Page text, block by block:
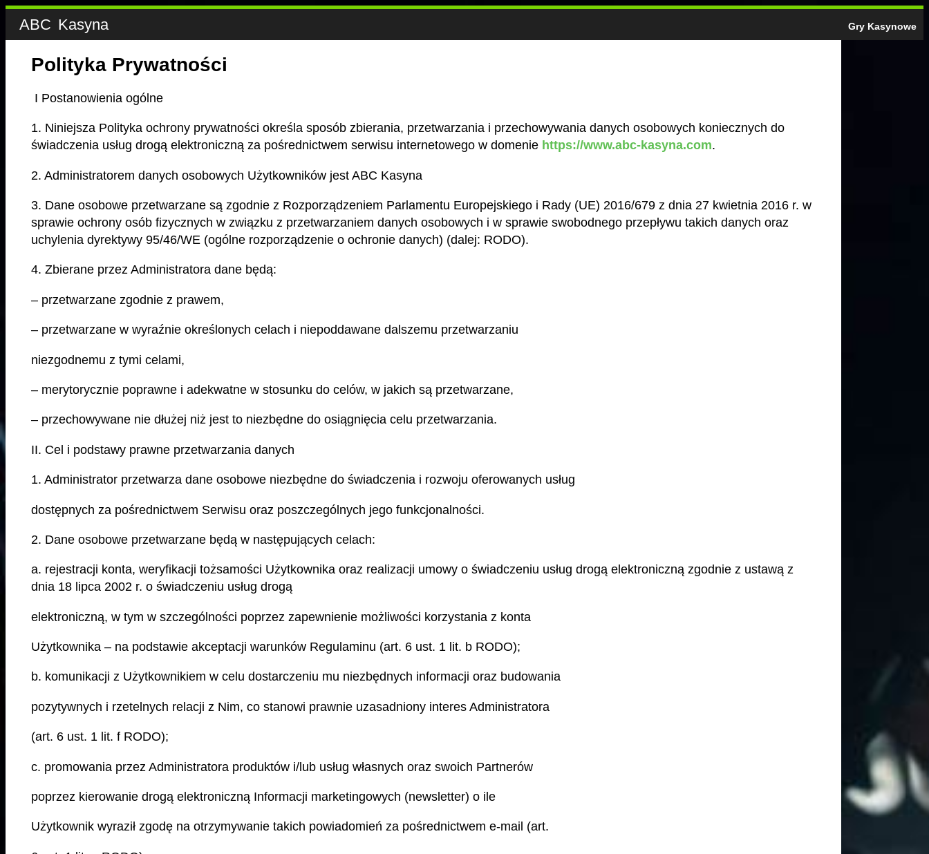
ABC Kasyna Gry Kasynowe
Polityka Prywatności
I Postanowienia ogólne
1. Niniejsza Polityka ochrony prywatności określa sposób zbierania, przetwarzania i przechowywania danych osobowych koniecznych do
świadczenia usług drogą elektroniczną za pośrednictwem serwisu internetowego w domenie https://www.abc-kasyna.com.
2. Administratorem danych osobowych Użytkowników jest ABC Kasyna
3. Dane osobowe przetwarzane są zgodnie z Rozporządzeniem Parlamentu Europejskiego i Rady (UE) 2016/679 z dnia 27 kwietnia 2016 r. w
sprawie ochrony osób fizycznych w związku z przetwarzaniem danych osobowych i w sprawie swobodnego przepływu takich danych oraz
uchylenia dyrektywy 95/46/WE (ogólne rozporządzenie o ochronie danych) (dalej: RODO).
4. Zbierane przez Administratora dane będą:
– przetwarzane zgodnie z prawem,
– przetwarzane w wyraźnie określonych celach i niepoddawane dalszemu przetwarzaniu
niezgodnemu z tymi celami,
– merytorycznie poprawne i adekwatne w stosunku do celów, w jakich są przetwarzane,
– przechowywane nie dłużej niż jest to niezbędne do osiągnięcia celu przetwarzania.
II. Cel i podstawy prawne przetwarzania danych
1. Administrator przetwarza dane osobowe niezbędne do świadczenia i rozwoju oferowanych usług
dostępnych za pośrednictwem Serwisu oraz poszczególnych jego funkcjonalności.
2. Dane osobowe przetwarzane będą w następujących celach:
a. rejestracji konta, weryfikacji tożsamości Użytkownika oraz realizacji umowy o świadczeniu usług drogą elektroniczną zgodnie z ustawą z
dnia 18 lipca 2002 r. o świadczeniu usług drogą
elektroniczną, w tym w szczególności poprzez zapewnienie możliwości korzystania z konta
Użytkownika – na podstawie akceptacji warunków Regulaminu (art. 6 ust. 1 lit. b RODO);
b. komunikacji z Użytkownikiem w celu dostarczeniu mu niezbędnych informacji oraz budowania
pozytywnych i rzetelnych relacji z Nim, co stanowi prawnie uzasadniony interes Administratora
(art. 6 ust. 1 lit. f RODO);
c. promowania przez Administratora produktów i/lub usług własnych oraz swoich Partnerów
poprzez kierowanie drogą elektroniczną Informacji marketingowych (newsletter) o ile
Użytkownik wyraził zgodę na otrzymywanie takich powiadomień za pośrednictwem e-mail (art.